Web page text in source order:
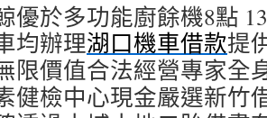
優於多功能廚餘機8點
均辦理湖口機車借款提
限價值合法經營專家全
健檢中心現金嚴選新竹